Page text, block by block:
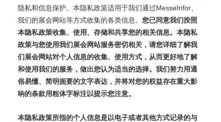
集团展会
参展联络
隐私和信息保护。本隐私政策适用于我们通过MesseInfor
我们的展会网站等方式收集的各类信息。 您已同意我们按照
本隐私政策收集、使用、存储和共享您的相关信息。本隐私
政策与您使用我们展会网站服务密切相关，请您详细了解我
们展会网站对个人信息的收集、使用方式，从而更好地了解
和使用我们的服务，做出您认为适当的选择。我们努力用通
俗易懂、简明扼要的文字表达，并将对您的权益存在重大影
响的条款用粗体字标注以提示您注意。
本隐私政策所指的个人信息是以电子或者其他方式记录的与